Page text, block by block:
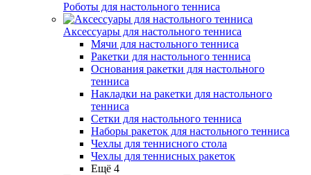
Роботы для настольного тенниса
Аксессуары для настольного тенниса
Мячи для настольного тенниса
Ракетки для настольного тенниса
Основания ракетки для настольного
тенниса
Накладки на ракетки для настольного
тенниса
Сетки для настольного тенниса
Наборы ракеток для настольного тенниса
Чехлы для теннисного стола
Чехлы для теннисных ракеток
Ещё 4